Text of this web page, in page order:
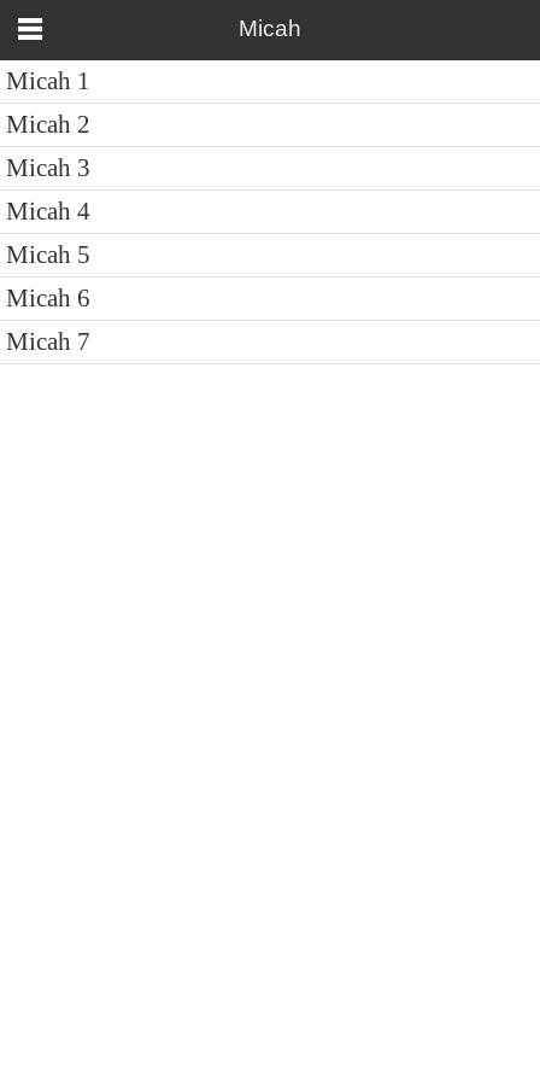
Micah
Micah 1
Micah 2
Micah 3
Micah 4
Micah 5
Micah 6
Micah 7